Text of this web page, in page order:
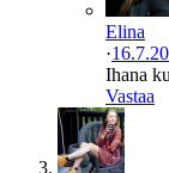
Elina
·
Ihana
Vastaa